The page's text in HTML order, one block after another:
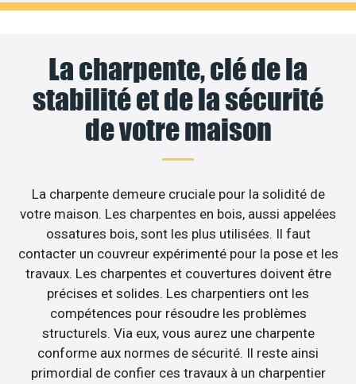
La charpente, clé de la
stabilité et de la sécurité
de votre maison
La charpente demeure cruciale pour la solidité de
votre maison. Les charpentes en bois, aussi appelées
ossatures bois, sont les plus utilisées. Il faut
contacter un couvreur expérimenté pour la pose et les
travaux. Les charpentes et couvertures doivent être
précises et solides. Les charpentiers ont les
compétences pour résoudre les problèmes
structurels. Via eux, vous aurez une charpente
conforme aux normes de sécurité. Il reste ainsi
primordial de confier ces travaux à un charpentier